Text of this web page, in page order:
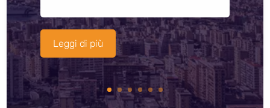
Leggi di più